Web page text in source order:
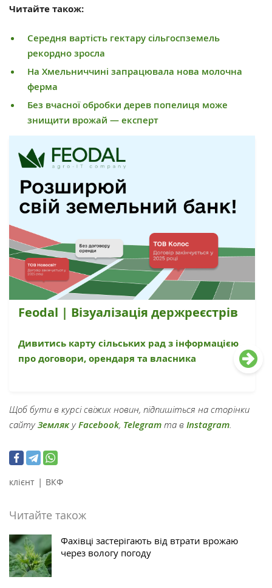
Читайте також:
Середня вартість гектару сільгоспземель
рекордно зросла
На Хмельниччині запрацювала нова молочна
ферма
Без вчасної обробки дерев попелиця може
знищити врожай — експерт
Feodal | Візуалізація держреєстрів
Дивитись карту сільських рад з інформацією
про договори, орендаря та власника
Щоб бути в курсі свіжих новин, підпишіться на сторінки
сайтуЗемлякуFacebook, Telegram та в Instagram.
клієнт | ВКФ
Читайте також
Фахівці застерігають від втрати врожаю
через вологу погоду